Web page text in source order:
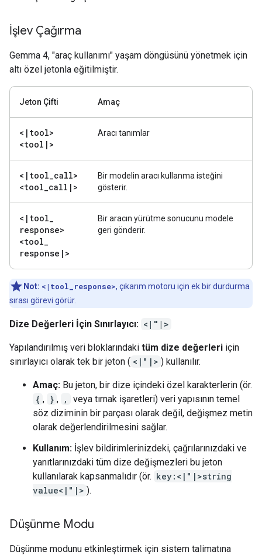
İşlev Çağırma
Gemma 4, "araç kullanımı" yaşam döngüsünü yönetmek için
altı özel jetonla eğitilmiştir.
Jeton Çifti Amaç
< | tool>
<tool | >
Aracı tanımlar
< | tool_call>
<tool_call | >
Bir modelin aracı kullanma isteğini
gösterir.
< | tool_
response>
<tool_
response | >
Bir aracın yürütme sonucunu modele
geri gönderir.
Not: <|tool_response>, çıkarım motoru için ek bir durdurma
sırası görevi görür.
Dize Değerleri İçin Sınırlayıcı: <|"|>
Yapılandırılmış veri bloklarındaki tüm dize değerleri için
sınırlayıcı olarak tek bir jeton ( <|"|> ) kullanılır.
Amaç: Bu jeton, bir dize içindeki özel karakterlerin (ör.
{ , } , ,
veya tırnak işaretleri) veri yapısının temel
söz diziminin bir parçası olarak değil, değişmez metin
olarak değerlendirilmesini sağlar.
Kullanım: İşlev bildirimlerinizdeki, çağrılarınızdaki ve
yanıtlarınızdaki tüm dize değişmezleri bu jeton
kullanılarak kapsanmalıdır (ör. key:<|"|>string
value<|"|> ).
Düşünme Modu
Düşünme modunu etkinleştirmek için sistem talimatına